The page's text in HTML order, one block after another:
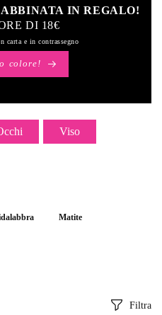
IN REGALO!
DI 18€
carta e in contrassegno
colore!
Viso
Matite
Filtra